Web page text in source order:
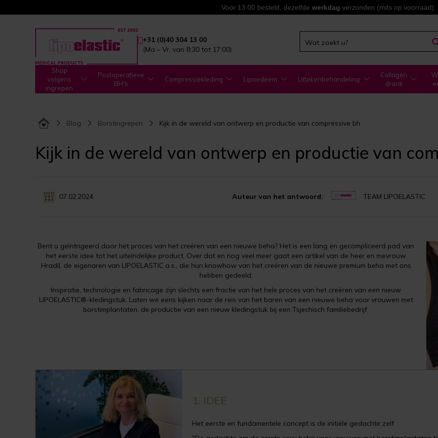
Voor 13:00 besteld, dezelfde werkdag verzonden (mits op voorraad).
+31 (0)40 304 13 00
(Ma – Vr, van 8:30 tot 17:00)
Shop
volgens
ingrepen
Postoperatieve
BH's
Compressiekleding Lipoedeem Littekenbehandeling
Collagen
drank
Blog Borstingrepen Kijk in de wereld van ontwerp en productie van compressive bh
Kijk in de wereld van ontwerp en productie van
07.02.2024 Auteur van het antwoord: TEAM LIPOELASTIC
Bent u geïntrigeerd door het proces van het creëren van een nieuwe beha? Het is een lang en gecompliceerd pad van
het eerste idee tot het uiteindelijke product. Over dat en nog veel meer gaat een artikel van de heer en mevrouw
Hradil, de eigenaren van LIPOELASTIC a.s., die hun knowhow van het creëren van de nieuwe premium beha met ons
hebben gedeeld.
Inspiratie, technologie en fabricage zijn slechts een fractie van het hele proces van het creëren van een nieuw
LIPOELASTIC®-kledingstuk. Laten we eens kijken naar de reis van het baren van een nieuwe beha voor vrouwen met
borstimplantaten, de productie van een nieuw kledingstuk bij een Tsjechisch familiebedrijf.
1. IDEE
Het eerste en fundamentele concept is de initiële gedachte zelf.